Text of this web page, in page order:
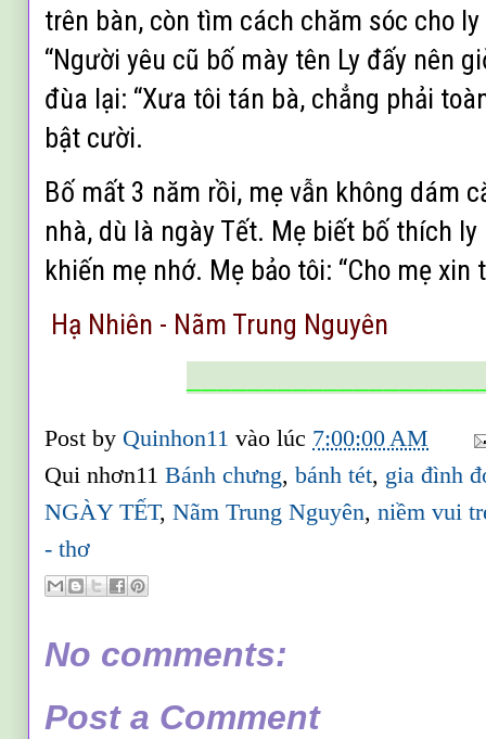
trên bàn, còn tìm cách chăm sóc cho
“Người yêu cũ bố mày tên Ly đấy nên
đùa lại: “Xưa tôi tán bà, chẳng phải
bật cười.
Bố mất 3 năm rồi, mẹ vẫn không dám
nhà, dù là ngày Tết. Mẹ biết bố thích
khiến mẹ nhớ. Mẹ bảo tôi: “Cho mẹ
Hạ Nhiên - Nãm Trung Nguyên
Post by Quinhon11vào lúc 7:00:00 AM
Qui nhơn11Bánh chưng,bánh tét, gia đình
NGÀY TẾT,Nãm Trung Nguyên,niềm vui
- thơ
No comments:
Post a Comment